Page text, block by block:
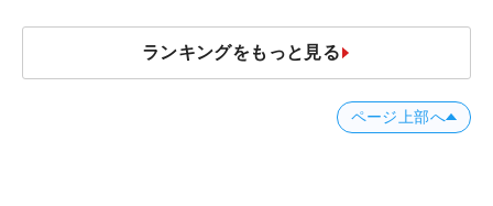
ランキングをもっと見る
ページ上部へ